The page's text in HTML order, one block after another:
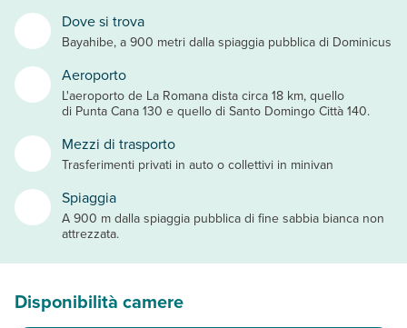
Dove si trova
Bayahibe, a 900 metri dalla spiaggia pubblica di Dominicus
Aeroporto
L'aeroporto de La Romana dista circa 18 km, quello
di Punta Cana 130 e quello di Santo Domingo Città 140.
Mezzi di trasporto
Trasferimenti privati in auto o collettivi in minivan
Spiaggia
A 900 m dalla spiaggia pubblica di fine sabbia bianca non
attrezzata.
Disponibilità camere